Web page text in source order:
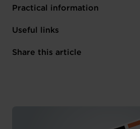
Practical information
Tuesday 3 Oct 2023
Online Workshop
Useful links
Register here
Share this article